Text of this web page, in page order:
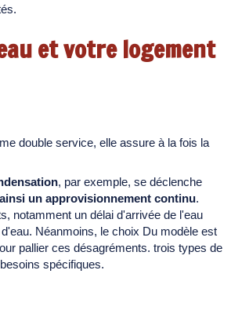
et votre logement
double service, elle assure à la fois la
, par exemple, se déclenche
un approvisionnement continu.
notamment un délai d'arrivée de l'eau
Néanmoins, le choix Du modèle est
pallier ces désagréments. trois types de
spécifiques.